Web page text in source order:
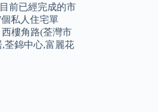
前已經完成的市
私人住宅單
樓角路(荃灣市
荃錦中心,富麗花